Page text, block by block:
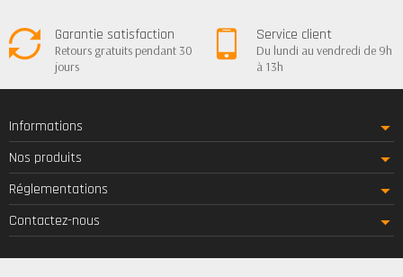
Garantie satisfaction
Retours gratuits pendant 30
jours
Service client
Du lundi au vendredi de 9h
à 13h
Informations
Nos produits
Réglementations
Contactez-nous